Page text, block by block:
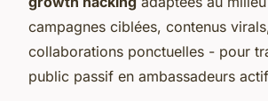
campagnes ciblées, contenus
collaborations ponctuelles - pour
public passif en ambassadeurs